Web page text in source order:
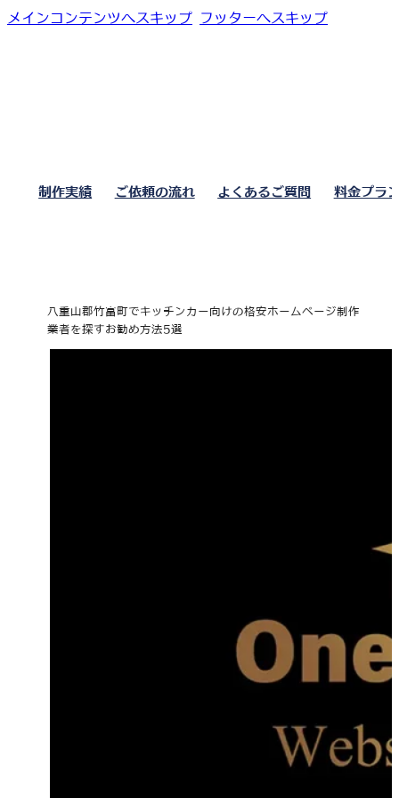
メインコンテンツへスキップ フッターへスキップ
制作実績 ご依頼の流れ よくあるご質問 料金プラ
八重山郡竹富町でキッチンカー向けの格安ホームページ制作
業者を探すお勧め方法5選